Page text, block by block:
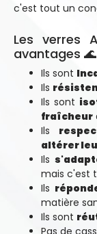
c'est tout un
Les verres
avantages
Ils sont
Ils
Ils sont
fraîcheur
Ils
altérer
Ils
mais c'est
Ils
matière
Ils sont
Pas de